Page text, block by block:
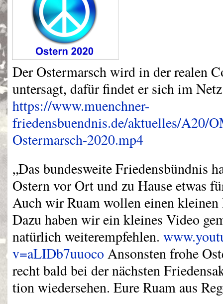
Der Ostermarsch wird in der realen
untersagt, dafür findet er sich im
https://www.muenchner-
friedensbuendnis.de/aktuelles/A20/
Ostermarsch-2020.mp4
„Das bundesweite Friedensbündnis
Ostern vor Ort und zu Hause etwas
Auch wir Ruam wollen einen kleinen
Dazu haben wir ein kleines Video
natürlich weiterempfehlen.
v=aLIDb7uuoco Ansonsten frohe
recht bald bei der nächsten
tion wiedersehen. Eure Ruam aus